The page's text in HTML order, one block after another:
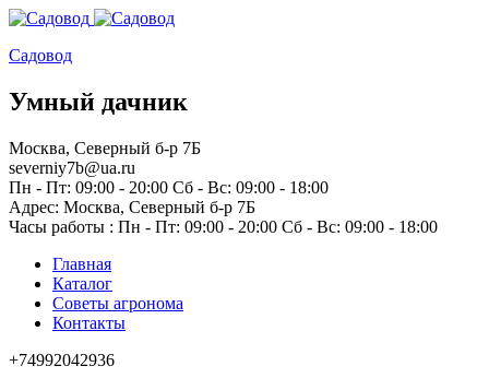
Садовод
Умный дачник
Москва, Северный б-р 7Б
severniy7b@ua.ru
Пн - Пт: 09:00 - 20:00 Сб - Вс: 09:00 - 18:00
Адрес: Москва, Северный б-р 7Б
Часы работы : Пн - Пт: 09:00 - 20:00 Сб - Вс: 09:00 - 18:00
Главная
Каталог
Советы агронома
Контакты
+74992042936